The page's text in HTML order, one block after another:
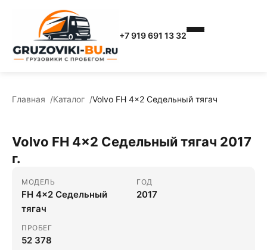
+7 919 691 13 32
Главная Каталог Volvo FH 4x2 Седельный тягач
Volvo FH 4x2 Седельный тягач 2017
г.
МОДЕЛЬ
FH 4x2 Седельный
тягач
ГОД
2017
ПРОБЕГ
52 378